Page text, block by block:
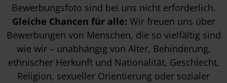
Bewerbungsfoto sind bei uns nicht erforderlich.
Gleiche Chancen für alle: Wir freuen uns über
Bewerbungen von Menschen, die so vielfältig sind
wie wir – unabhängig von Alter, Behinderung,
ethnischer Herkunft und Nationalität, Geschlecht,
Religion, sexueller Orientierung oder sozialer